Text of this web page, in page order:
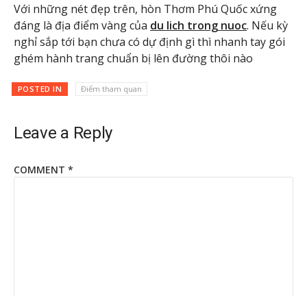
Với những nét đẹp trên, hòn Thơm Phú Quốc xứng
đáng là địa điểm vàng của du lich trong nuoc. Nếu kỳ
nghỉ sắp tới bạn chưa có dự định gì thì nhanh tay gói
ghém hành trang chuẩn bị lên đường thôi nào
POSTED IN Điểm tham quan
Leave a Reply
COMMENT *